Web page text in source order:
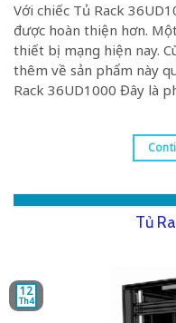
Với chiếc Tủ Rack
được hoàn thiện hơn.
thiết bị mạng hiện nay.
thêm về sản phẩm này
Rack 36UD1000 Đây là
Tủ
12
Th4